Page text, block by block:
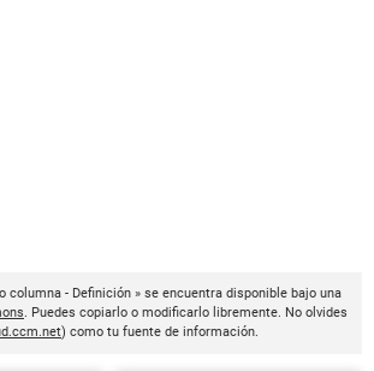
columna - Definición » se encuentra disponible bajo una
. Puedes copiarlo o modificarlo libremente. No olvides
) como tu fuente de información.